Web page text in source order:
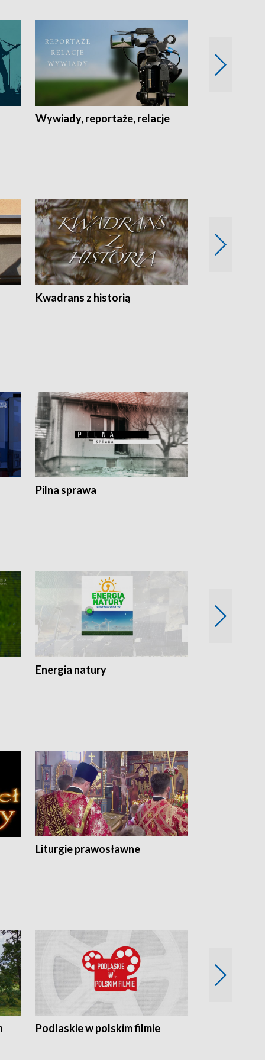
Wywiady, reportaże, relacje
Kwadrans z historią
Pilna sprawa
Energia natury
Liturgie prawosławne
Podlaskie w polskim filmie